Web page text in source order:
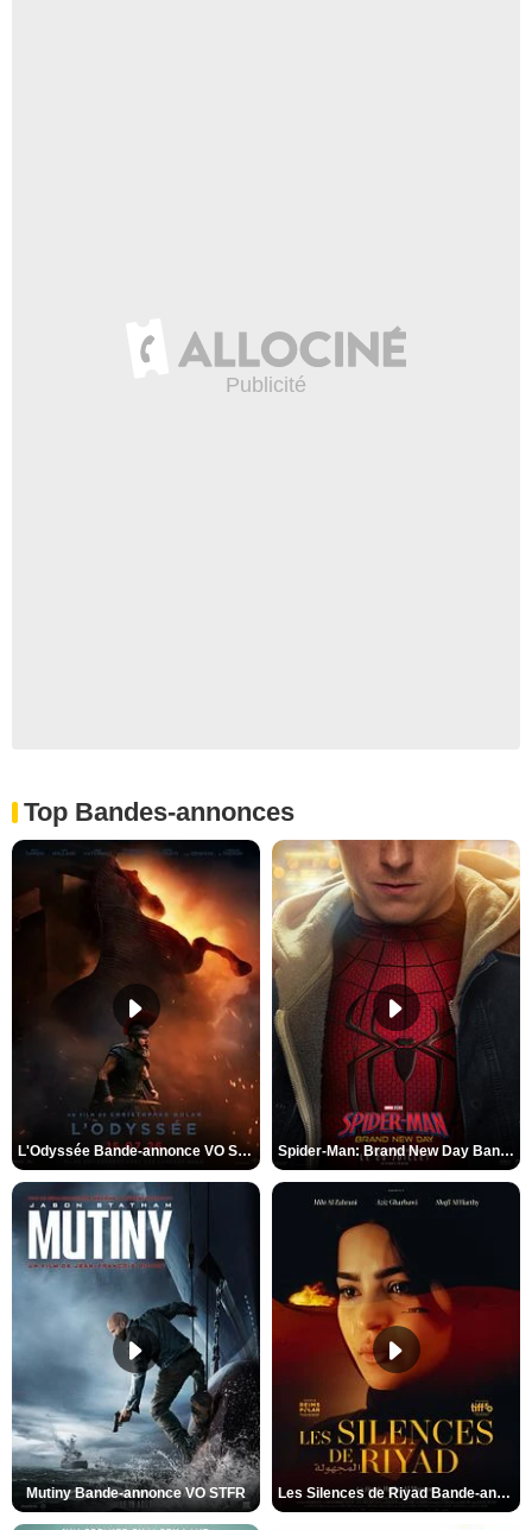
Top Bandes-annonces
L'Odyssée Bande-annonce VO STFR Spider-Man: Brand New Day Bande-annonce VO STFR
Mutiny Bande-annonce VO STFR Les Silences de Riyad Bande-annonce VO STFR